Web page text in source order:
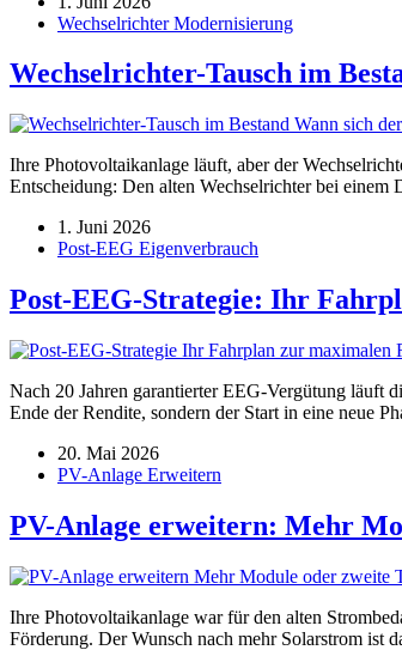
Wechselrichter Modernisierung
Wechselrichter-Tausch im
Ihre Photovoltaikanlage läuft, aber der
Entscheidung: Den alten Wechselrichter bei
1. Juni 2026
Post-EEG Eigenverbrauch
Post-EEG-Strategie: Ihr
Nach 20 Jahren garantierter EEG-Vergütung läuft
Ende der Rendite, sondern der Start in eine neue
20. Mai 2026
PV-Anlage Erweitern
PV-Anlage erweitern: Mehr
Ihre Photovoltaikanlage war für den alten
Förderung. Der Wunsch nach mehr Solarstrom ist